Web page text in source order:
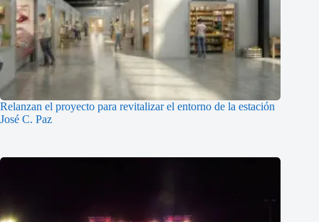
Relanzan el proyecto para revitalizar el entorno de la estación
José C. Paz